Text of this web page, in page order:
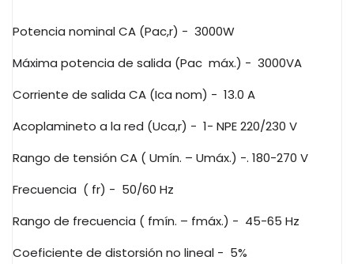
Potencia nominal CA (Pac,r) - 3000W
Máxima potencia de salida (Pac máx.) - 3000VA
Corriente de salida CA (Ica nom) - 13.0 A
Acoplamineto a la red (Uca,r) - 1- NPE 220/230 V
Rango de tensión CA ( Umín. – Umáx.) -. 180-270 V
Frecuencia ( fr) - 50/60 Hz
Rango de frecuencia ( fmín. – fmáx.) - 45-65 Hz
Coeficiente de distorsión no lineal - 5%